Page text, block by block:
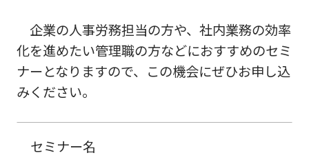
企業の人事労務担当の方や、社内業務の効率
化を進めたい管理職の方などにおすすめのセミ
ナーとなりますので、この機会にぜひお申し込
みください。
セミナー名